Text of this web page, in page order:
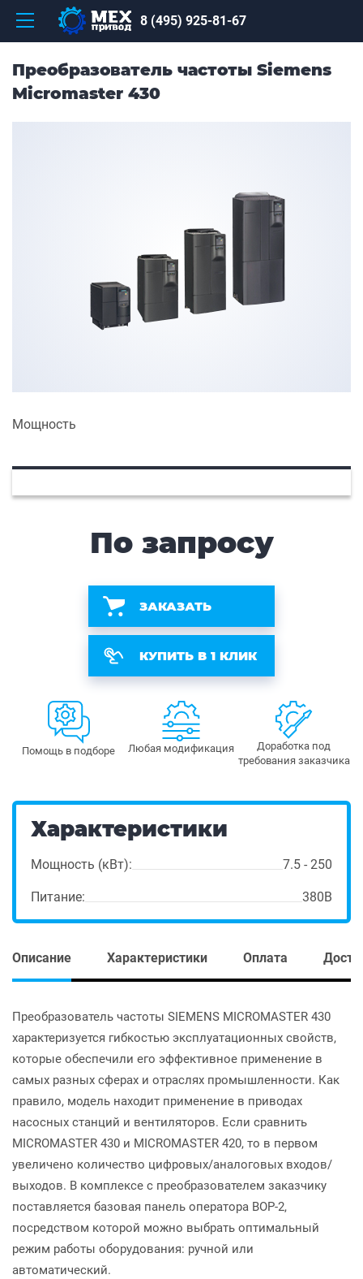
8 (495) 925-81-67
Преобразователь частоты Siemens
Micromaster 430
Мощность
По запросу
ЗАКАЗАТЬ
КУПИТЬ В 1 КЛИК
Помощь в подборе Любая модификация
Доработка под
требования заказчика
Характеристики
Мощность (кВт): 7.5 - 250
Питание: 380В
Описание Характеристики Оплата
Преобразователь частоты SIEMENS MICROMASTER 430
характеризуется гибкостью эксплуатационных свойств,
которые обеспечили его эффективное применение в
самых разных сферах и отраслях промышленности. Как
правило, модель находит применение в приводах
насосных станций и вентиляторов. Если сравнить
MICROMASTER 430 и MICROMASTER 420, то в первом
увеличено количество цифровых/аналоговых входов/
выходов. В комплексе с преобразователем заказчику
поставляется базовая панель оператора ВОР-2,
посредством которой можно выбрать оптимальный
режим работы оборудования: ручной или
автоматический.